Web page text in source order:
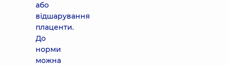
або
відшарування
плаценти.
До
норми
можна